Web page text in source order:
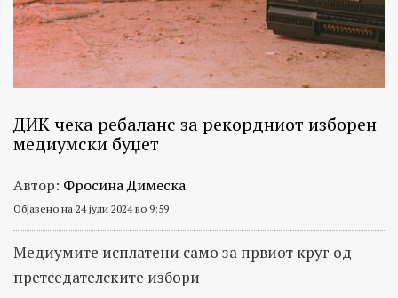
ДИК чека ребаланс за рекордниот изборен
медиумски буџет
Автор: Фросина Димеска
Објавено на 24 јули 2024 во 9:59
Медиумите исплатени само за првиот круг од
претседателските избори